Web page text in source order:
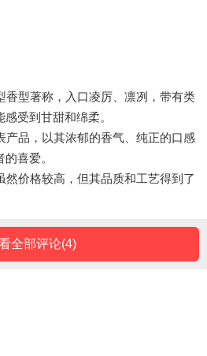
型著称，入口凌厉、凛冽，带有类
受到甘甜和绵柔。
品，以其浓郁的香气、纯正的口感
喜爱。
价格较高，但其品质和工艺得到了
全部评论(4)